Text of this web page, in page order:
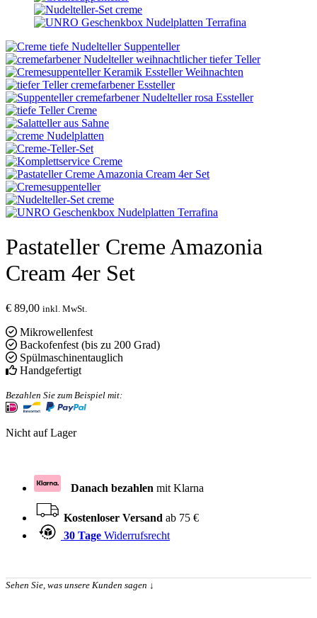
Pastateller Creme Amazonia
Cream 4er Set
€ 89,00 inkl. MwSt.
Mikrowellenfest
Backofenfest (bis zu 200 Grad)
Spülmaschinentauglich
Handgefertigt
Bezahlen Sie zum Beispiel mit:
Nicht auf Lager
Danach bezahlen mit Klarna
Kostenloser Versand ab 75 €
30 Tage Widerrufsrecht
Sehen Sie, was unsere Kunden sagen ↓